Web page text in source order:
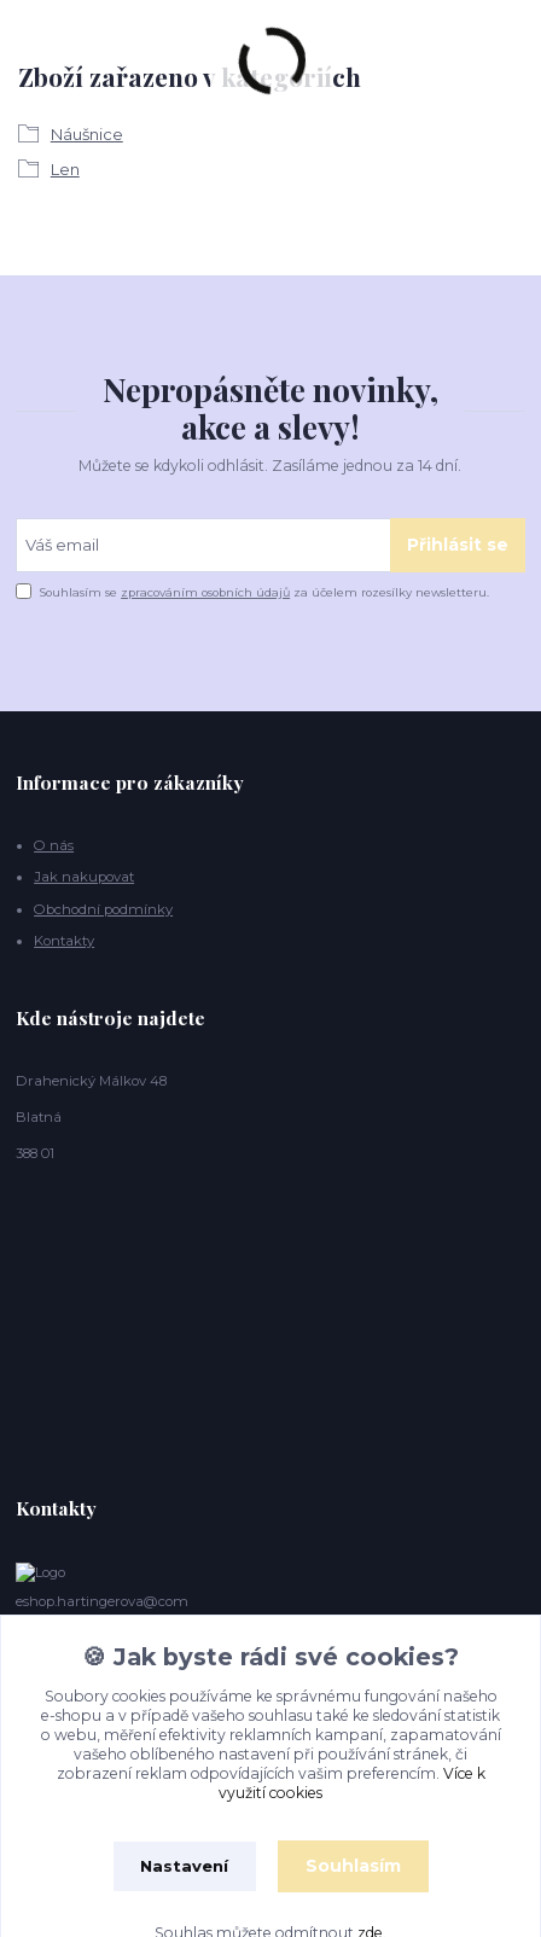
Zboží zařazeno v kategoriích
Náušnice
Len
Nepropásněte novinky,
akce a slevy!
Můžete se kdykoli odhlásit. Zasíláme jednou za 14 dní.
Přihlásit se
Souhlasím se zpracováním osobních údajů za účelem rozesílky newsletteru.
Informace pro zákazníky
O nás
Jak nakupovat
Obchodní podmínky
Kontakty
Kde nástroje najdete
Drahenický Málkov 48
Blatná
388 01
Kontakty
eshop.hartingerova@com
Irena Marie Hartingerová
605132850
(Po-Ne, 9- 20 hod.) Když se nedovoláte, volám zpět
imh@hartingerova.com
🍪 Jak byste rádi své cookies?
Soubory cookies používáme ke správnému fungování našeho
e-shopu a v případě vašeho souhlasu také ke sledování statistik
o webu, měření efektivity reklamních kampaní, zapamatování
vašeho oblíbeného nastavení při používání stránek, či
zobrazení reklam odpovídajících vašim preferencím. Více k
využití cookies
Nastavení Souhlasím
Souhlas můžete odmítnout zde